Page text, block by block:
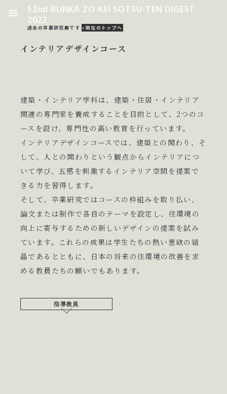
52nd BUNKA ZO-KEI SOTSU-TEN DIGEST
2022
過去の卒業研究展です »現在のトップへ
インテリアデザインコース
建築・インテリア学科は、建築・住居・インテリア
関連の専門家を養成することを目的として、2つのコ
ースを設け、専門性の高い教育を行っています。
インテリアデザインコースでは、建築との関わり、そ
して、人との関わりという観点からインテリアにつ
いて学び、五感を刺激するインテリア空間を提案で
きる力を習得します。
そして、卒業研究ではコースの枠組みを取り払い、
論文または制作で各自のテーマを設定し、住環境の
向上に寄与するための新しいデザインの提案を試み
ています。これらの成果は学生たちの熱い意欲の結
晶であるとともに、日本の将来の住環境の改善を求
める教員たちの願いでもあります。
指導教員